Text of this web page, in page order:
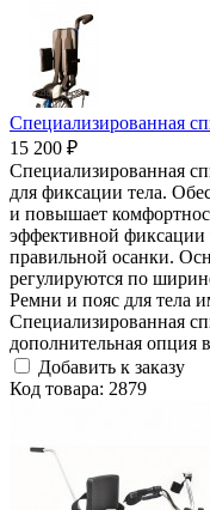
Специализированная
15 200 ₽
Специализированная
для фиксации тела.
и повышает
эффективной
правильной осанки.
регулируются по
Ремни и пояс для тела
Специализированная
дополнительная опция
Добавить к заказу
Код товара: 2879